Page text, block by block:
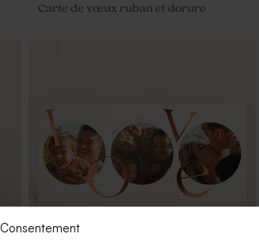
Consentement
Carte de vœux ruban et dorure